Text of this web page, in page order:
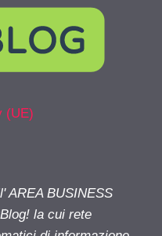
(UE)
AREA BUSINESS
la cui rete